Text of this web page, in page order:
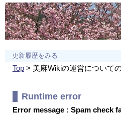
更新履歴をみる
Top> 美麻Wikiの運営について
Runtime error
Error message : Spam check